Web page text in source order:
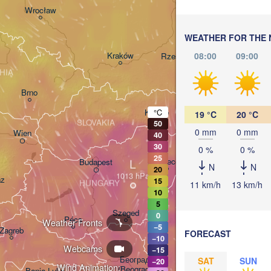
WEATHER FOR THE
08:00
09:00
19 °C
0 mm
0 %
N
11 km/h
20 °C
0 mm
0 %
N
13 km/h
FORECAST
SAT SUN
Wind Animation:
Webcams
Weather Fronts
Kraków
Wrocław
Rzeszów
Brno
Wien
Budapest
Београд
Zagreb
Debrecen
Košice
Szeged
Pécs
HUNGARY
SLOVAKIA
Львів
Івано-
(Ivano-
Sibiu
Cluj-Napoca
L
°C
50
40
30
25
20
15
10
5
0
−5
−10
−15
−20